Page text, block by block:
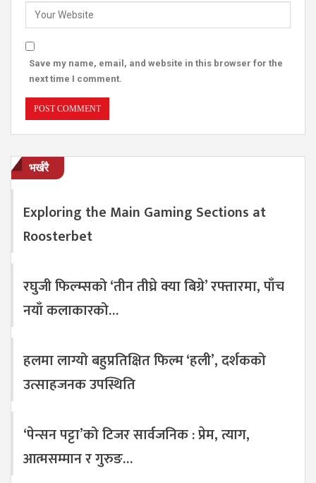
Save my name, email, and website in this browser for the
next time I comment.
भर्खरै
Exploring the Main Gaming Sections at
Roosterbet
रघुजी फिल्म्सको ‘तीन तीघ्रे क्या बिग्रे’ रफ्तारमा, पाँच
नयाँ कलाकारको…
हलमा लाग्यो बहुप्रतिक्षित फिल्म ‘हली’, दर्शकको
उत्साहजनक उपस्थिति
‘पेन्सन पट्टा’को टिजर सार्वजनिक : प्रेम, त्याग,
आत्मसम्मान र गुरुङ…